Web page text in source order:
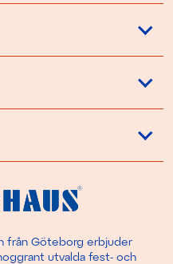
från Göteborg erbjuder
utvalda fest- och